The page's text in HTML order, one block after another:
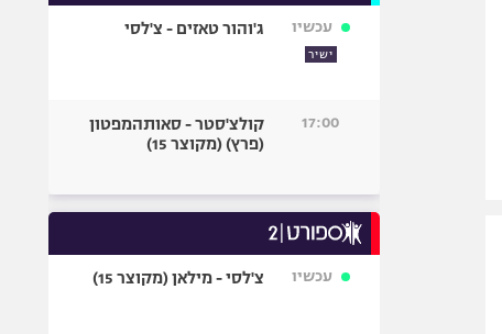
כדורעף
ספורט אולימפי
היאבקות WWE
ספורט מוטורי
עכשיו
ישיר
ג'והור טאזים - צ'לסי
17:00
קולצ'סטר - סאותהמפטון
(פרץ) (מקוצר 15)
עכשיו צ'לסי - מילאן (מקוצר 15)